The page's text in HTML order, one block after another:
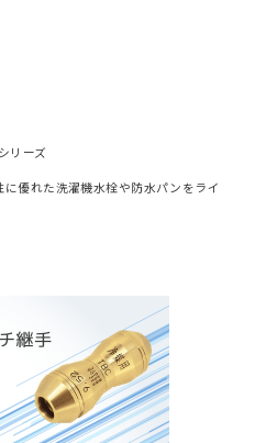
リーズ
優れた洗濯機水栓や防水パンをライ